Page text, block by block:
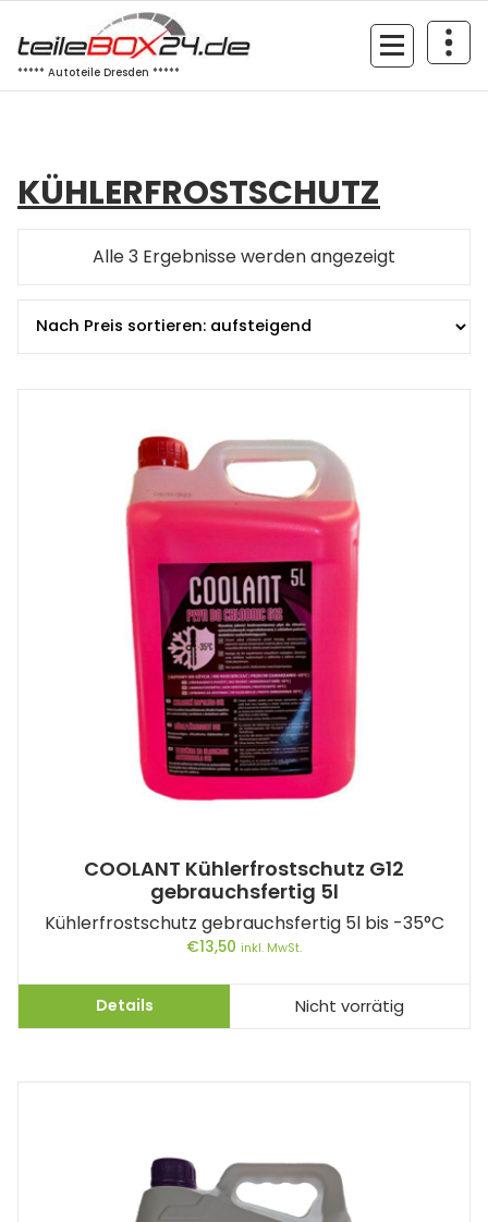
Inhalt
springen
***** Autoteile Dresden *****
KÜHLERFROSTSCHUTZ
Alle 3 Ergebnisse werden angezeigt
COOLANT Kühlerfrostschutz G12
gebrauchsfertig 5l
Kühlerfrostschutz gebrauchsfertig 5l bis -35°C
€13,50 inkl. MwSt.
Details Nicht vorrätig